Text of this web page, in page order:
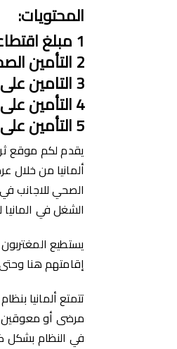
المحتويات:
1مبلغ
2التأمين
3التامين
4التأمين
5التأمين
يقدم لكم موقع
ألمانيا من خلال
الصحي للاجانب في
الشغل في المانيا
يستطيع
إقامتهم هنا
تتمتع ألمانيا
مرضى أو معوقين
في النظام بشكل